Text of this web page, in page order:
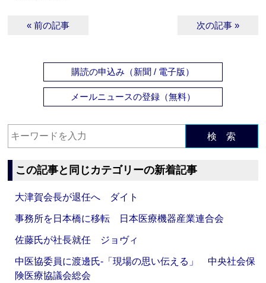
« 前の記事 次の記事 »
購読の申込み（新聞 / 電子版）
メールニュースの登録（無料）
検 索
この記事と同じカテゴリーの新着記事
大津賀会長が退任へ ダイト
事務所を日本橋に移転 日本医療機器産業連合会
佐藤氏が社長就任 ジョヴィ
中医協委員に渡邊氏‐「現場の思い伝える」 中央社会保
険医療協議会総会